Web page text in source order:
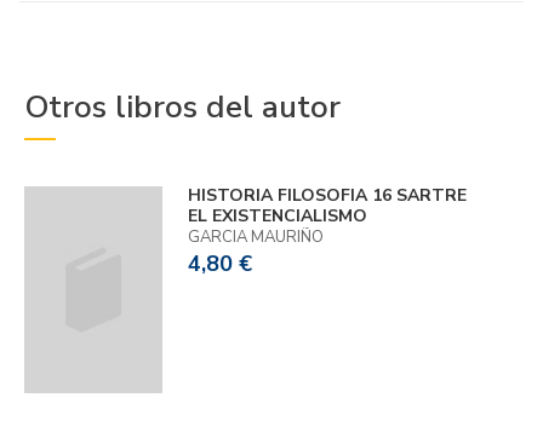
Otros libros del autor
HISTORIA FILOSOFIA 16 SARTRE
EL EXISTENCIALISMO
GARCIA MAURIÑO
4,80 €